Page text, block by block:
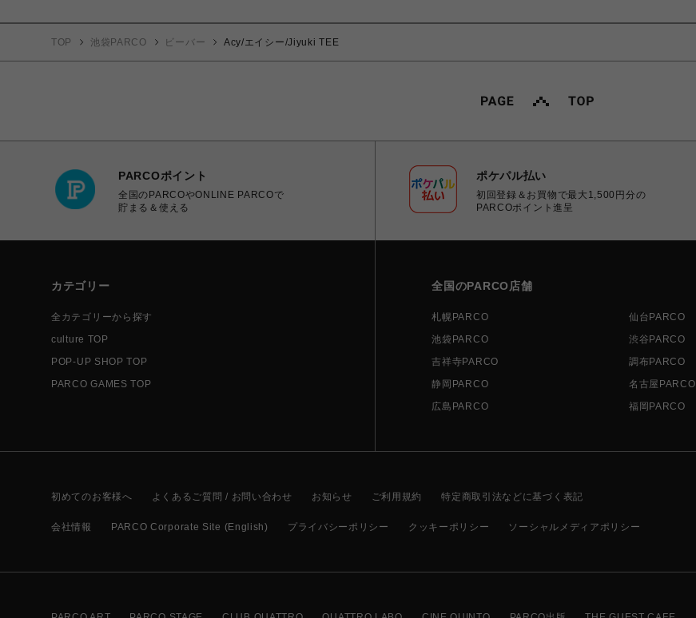
TOP 池袋PARCO ビーバー Acy/エイシー/Jiyuki TEE
PARCOポイント
全国のPARCOやONLINE PARCOで
貯まる＆使える
ポケパル払い
初回登録＆お買物で最大1,500円分の
PARCOポイント進呈
カテゴリー
全カテゴリーから探す
culture TOP
POP-UP SHOP TOP
PARCO GAMES TOP
全国のPARCO店舗
札幌PARCO 仙台PARCO
池袋PARCO
渋谷PARCO
吉祥寺PARCO
調布PARCO
静岡PARCO
名古屋PARCO
広島PARCO
福岡PARCO
初めてのお客様へ よくあるご質問 / お問い合わせ お知らせ ご利用規約 特定商取引法などに基づく表記
会社情報 PARCO Corporate Site (English) プライバシーポリシー クッキーポリシー ソーシャルメディアポリシー